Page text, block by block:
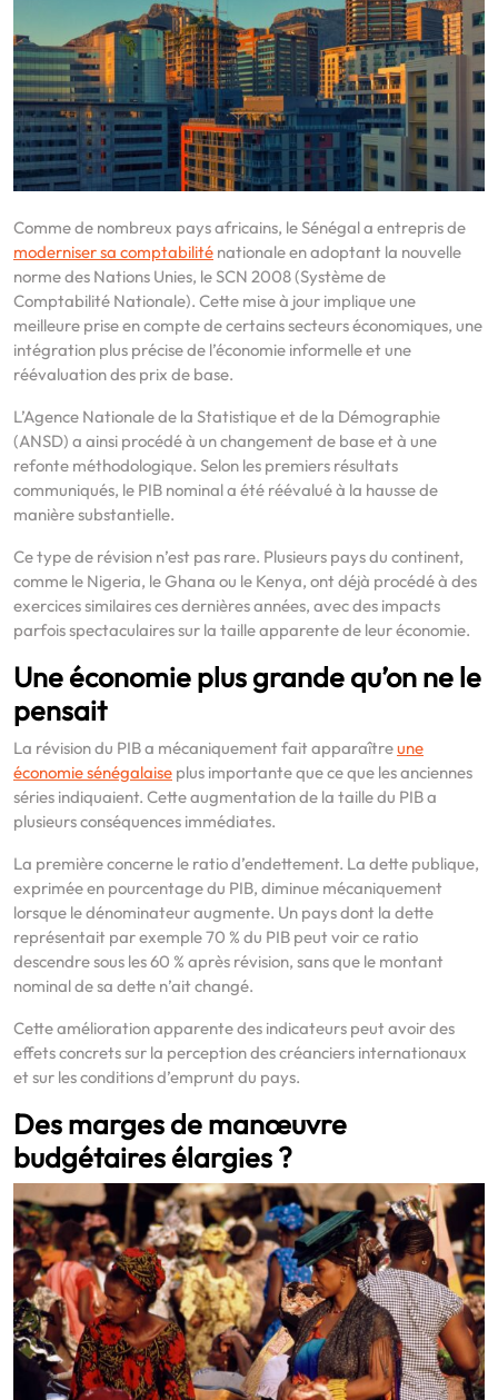
Comme de nombreux pays africains, le Sénégal a entrepris de
moderniser sa comptabilité nationale en adoptant la nouvelle
norme des Nations Unies, le SCN 2008 (Système de
Comptabilité Nationale). Cette mise à jour implique une
meilleure prise en compte de certains secteurs économiques, une
intégration plus précise de l’économie informelle et une
réévaluation des prix de base.
L’Agence Nationale de la Statistique et de la Démographie
(ANSD) a ainsi procédé à un changement de base et à une
refonte méthodologique. Selon les premiers résultats
communiqués, le PIB nominal a été réévalué à la hausse de
manière substantielle.
Ce type de révision n’est pas rare. Plusieurs pays du continent,
comme le Nigeria, le Ghana ou le Kenya, ont déjà procédé à des
exercices similaires ces dernières années, avec des impacts
parfois spectaculaires sur la taille apparente de leur économie.
Une économie plus grande qu’on ne le
pensait
La révision du PIB a mécaniquement fait apparaîtreune
économie sénégalaise plus importante que ce que les anciennes
séries indiquaient. Cette augmentation de la taille du PIB a
plusieurs conséquences immédiates.
La première concerne le ratio d’endettement. La dette publique,
exprimée en pourcentage du PIB, diminue mécaniquement
lorsque le dénominateur augmente. Un pays dont la dette
représentait par exemple 70 % du PIB peut voir ce ratio
descendre sous les 60 % après révision, sans que le montant
nominal de sa dette n’ait changé.
Cette amélioration apparente des indicateurs peut avoir des
effets concrets sur la perception des créanciers internationaux
et sur les conditions d’emprunt du pays.
Des marges de manœuvre
budgétaires élargies ?